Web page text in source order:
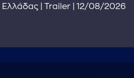
Ελλάδας | Trailer | 12/08/2026